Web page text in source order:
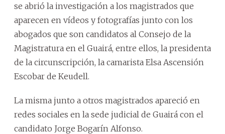
se abrió la investigación a los magistrados que
aparecen en vídeos y fotografías junto con los
abogados que son candidatos al Consejo de la
Magistratura en el Guairá, entre ellos, la presidenta
de la circunscripción, la camarista Elsa Ascensión
Escobar de Keudell.
La misma junto a otros magistrados apareció en
redes sociales en la sede judicial de Guairá con el
candidato Jorge Bogarín Alfonso.